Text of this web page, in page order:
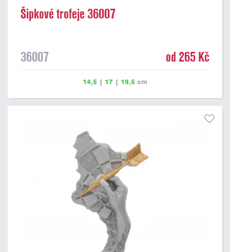
Šipkové trofeje 36007
36007 od 265 Kč
14,5 | 17 | 19,5 cm